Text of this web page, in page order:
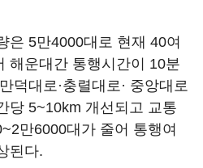
은 5만4000대로 현재 40여
해운대간 통행시간이 10분
덕대로·충렬대로· 중앙대로
당 5~10km 개선되고 교통
만6000대가 줄어 통행여
된다.